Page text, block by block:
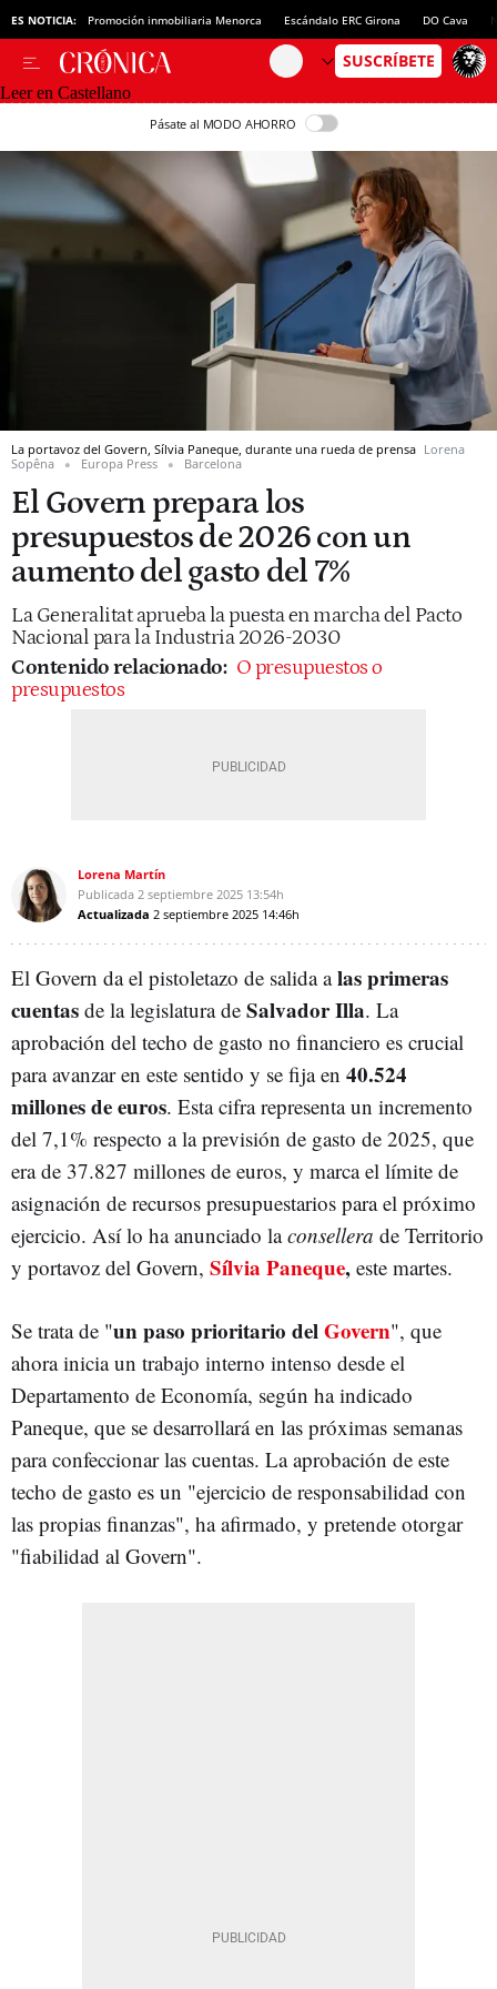
ES NOTICIA: Promoción inmobiliaria Menorca Escándalo ERC Girona DO Cava
Leer en Castellano
Pásate al MODO AHORRO
La portavoz del Govern, Sílvia Paneque, durante una rueda de prensa Lorena
Sopêna
Europa Press Barcelona
El Govern prepara los
presupuestos de 2026 con un
aumento del gasto del 7%
La Generalitat aprueba la puesta en marcha del Pacto
Nacional para la Industria 2026-2030
Contenido relacionado: O presupuestos o
presupuestos
Lorena Martín
Publicada 2 septiembre 2025 13:54h
Actualizada 2 septiembre 2025 14:46h
El Govern da el pistoletazo de salida alas primeras
cuentas de la legislatura de Salvador Illa. La
aprobación del techo de gasto no financiero es crucial
para avanzar en este sentido y se fija en 40.524
millones de euros. Esta cifra representa un incremento
del 7,1% respecto a la previsión de gasto de 2025, que
era de 37.827 millones de euros, y marca el límite de
asignación de recursos presupuestarios para el próximo
ejercicio. Así lo ha anunciado laconsellera de Territorio
y portavoz del Govern, Sílvia Paneque, este martes.
Se trata de "un paso prioritario delGovern", que
ahora inicia un trabajo interno intenso desde el
Departamento de Economía, según ha indicado
Paneque, que se desarrollará en las próximas semanas
para confeccionar las cuentas. La aprobación de este
techo de gasto es un "ejercicio de responsabilidad con
las propias finanzas", ha afirmado, y pretende otorgar
"fiabilidad al Govern".